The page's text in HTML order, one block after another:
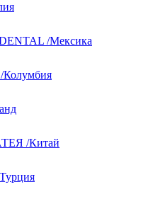
/Мексика
Колумбия
/Китай